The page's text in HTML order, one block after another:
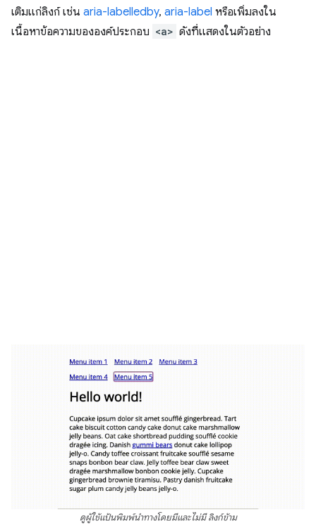
เติมแก่ลิงก์ เช่น aria-labelledby, aria-label หรือเพิ่มลงใน
เนื้อหาข้อความขององค์ประกอบ <a> ดังที่แสดงในตัวอย่าง
ดูผู้ใช้แป้นพิมพ์นำทางโดยมีและไม่มี ลิงก์ข้าม